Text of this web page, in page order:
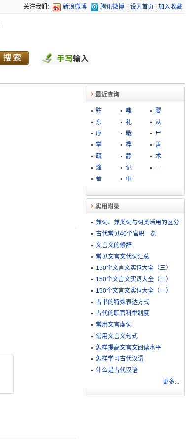
关注我们： 新浪微博 腾讯微博 设为首页 加入收藏
最近查询
驻 嗤
婴
东
礼
从
序
戢
尸
掌
桴
善
疏
静
术
烽
记
一
畚
申
实用附录
兼词、兼类词与词类活用的区分
古代常见40个官职一览
文言文的修辞
常见文言文代词汇总
150个文言文实词大全（三）
150个文言文实词大全（二）
150个文言文实词大全（一）
古书的特殊表达方式
古代的职官科举制度
常用文言虚词
常用文言文句式
怎样提高文言文阅读水平
怎样学习古代汉语
什么是古代汉语
更多...